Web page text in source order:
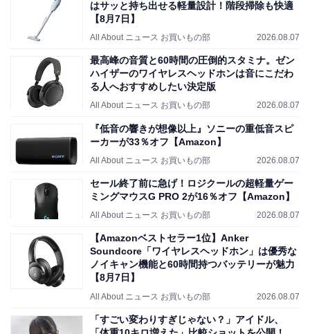
はサッと持ち出せる軽量設計！階段掃除も快適
【8月7日】
All About ニュース お買いもの部 2026.08.07
最高峰の音質と60時間の圧倒的スタミナ。ゼン
ハイザーのワイヤレスヘッドホンは音にこだわ
る人へおすすめしたい決定版
All About ニュース お買いもの部 2026.08.07
『低音の響きが想像以上』ソニーの重低音スピ
ーカーが33％オフ【Amazon】
All About ニュース お買いもの部 2026.08.07
セール終了前に急げ！ロジクールの超軽量ゲー
ミングマウスG PRO 2が16％オフ【Amazon】
All About ニュース お買いもの部 2026.08.07
【Amazonベストセラー1位】Anker
Soundcore「ワイヤレスヘッドホン」は優秀な
ノイキャン機能と60時間持つバッテリーが魅力
【8月7日】
All About ニュース お買いもの部 2026.08.07
「すごい変わりすぎじゃない？」アイドル、